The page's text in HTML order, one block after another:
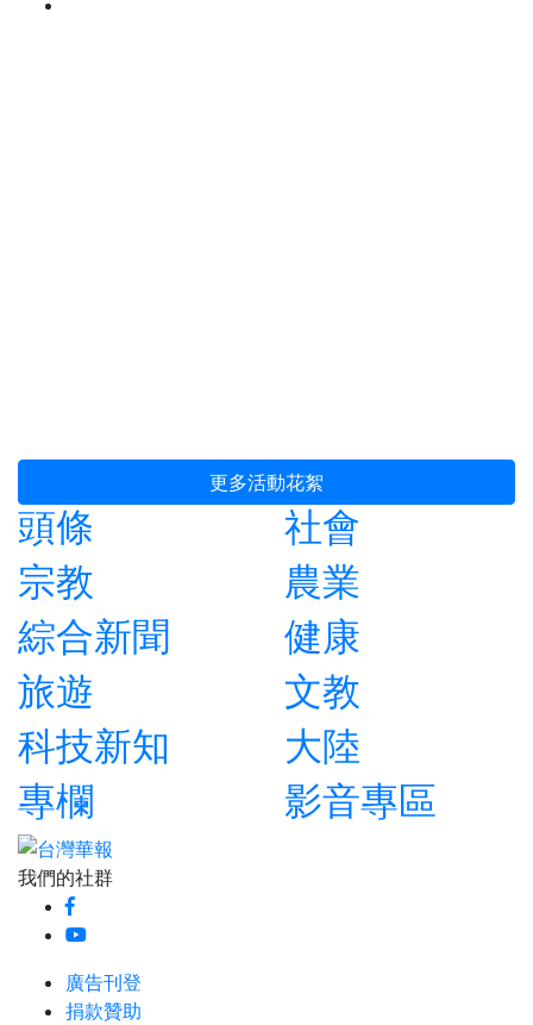
更多活動花絮
頭條
社會
宗教
農業
綜合新聞
健康
旅遊
文教
科技新知
大陸
專欄
影音專區
我們的社群
廣告刊登
捐款贊助